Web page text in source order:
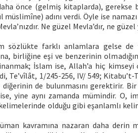
önce (gelmiş kitaplarda), gerekse
adını verdi. Öyle ise
Ne güzel Mevla’dır, ne güzel
sözlükte farklı anlamlara gelse de
birliğine eşi ve benzerinin
İslam ise, Allah’a hiç kimseyi
Te’vîlât, 1/245-256, IV/ 549; Kitabu’t-
de bulunmasını gerektirir.
yine aynı zamanda mümindir. O,
kelimelerinde olduğu gibi eşanlamlı
kavramına nazaran daha derin